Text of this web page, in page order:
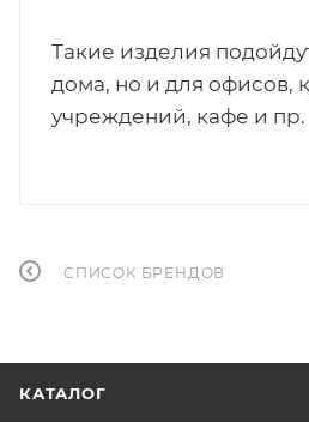
Такие изделия
дома, но и для офисов,
учреждений, кафе и пр.
СПИСОК БРЕНДОВ
КАТАЛОГ